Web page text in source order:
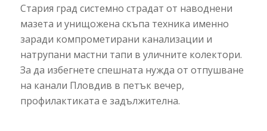
Стария град системно страдат от наводнени
мазета и унищожена скъпа техника именно
заради компрометирани канализации и
натрупани мастни тапи в уличните колектори.
За да избегнете спешната нужда от отпушване
на канали Пловдив в петък вечер,
профилактиката е задължителна.